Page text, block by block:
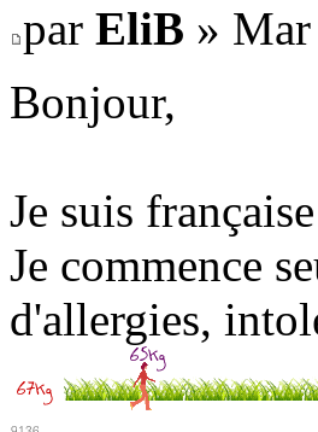
par EliB »
Bonjour,
Je suis
Je commence
d'allergies,